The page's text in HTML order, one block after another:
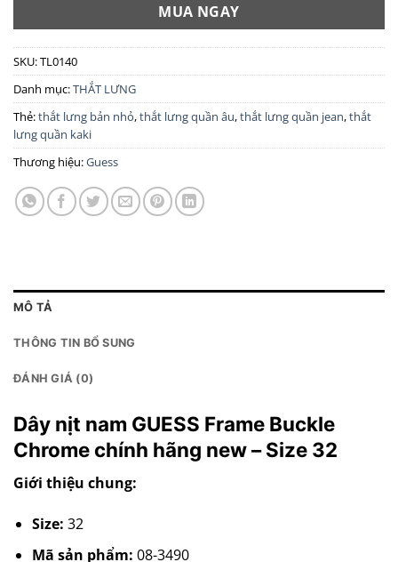
MUA NGAY
SKU:TL0140
Danh mục:THẮT LƯNG
Thẻ:thắt lưng bản nhỏ,thắt lưng quần âu,thắt lưng quần jean,thắt
lưng quần kaki
Thương hiệu:Guess
MÔ TẢ
THÔNG TIN BỔ SUNG
ĐÁNH GIÁ (0)
Dây nịt nam GUESS Frame Buckle
Chrome chính hãng new – Size 32
Giới thiệu chung:
Size: 32
Mã sản phẩm: 08-3490